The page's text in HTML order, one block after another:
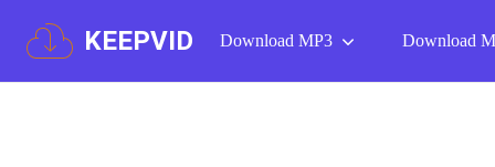
KEEPVID Download MP3 Download